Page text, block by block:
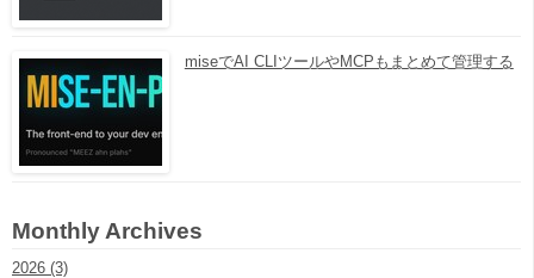
miseでAI CLIツールやMCPもまとめて管理する
Monthly Archives
2026 (3)